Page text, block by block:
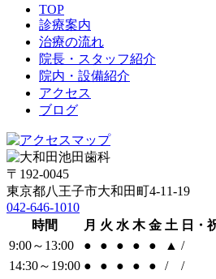
TOP
診療案内
治療の流れ
院長・スタッフ紹介
院内・設備紹介
アクセス
ブログ
〒192-0045
東京都八王子市大和田町4-11-19
042-646-1010
時間
月 火 水 木 金 土 日・
9:00～13:00
● ● ● ● ● ▲ /
14:30～19:00 ● ● ● ● ● / /